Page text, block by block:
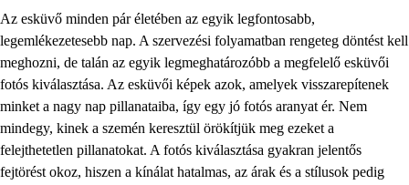
Az esküvő minden pár életében az egyik legfontosabb,
legemlékezetesebb nap. A szervezési folyamatban rengeteg döntést kell
meghozni, de talán az egyik legmeghatározóbb a megfelelő esküvői
fotós kiválasztása. Az esküvői képek azok, amelyek visszarepítenek
minket a nagy nap pillanataiba, így egy jó fotós aranyat ér. Nem
mindegy, kinek a szemén keresztül örökítjük meg ezeket a
felejthetetlen pillanatokat. A fotós kiválasztása gyakran jelentős
fejtörést okoz, hiszen a kínálat hatalmas, az árak és a stílusok pedig